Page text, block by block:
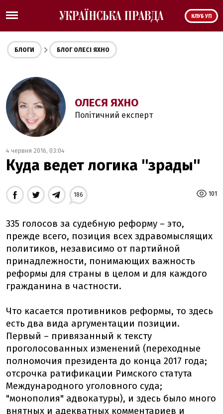
КЛУБ УП
БЛОГИ БЛОГ ОЛЕСІ ЯХНО
ОЛЕСЯ ЯХНО
Політичний експерт
4 червня 2016, 03:04
Куда ведет логика ''зрады''
101
186
335 голосов за судебную реформу – это,
прежде всего, позиция всех здравомыслящих
политиков, независимо от партийной
принадлежности, понимающих важность
реформы для страны в целом и для каждого
гражданина в частности.
Что касается противников реформы, то здесь
есть два вида аргументации позиции.
Первый – привязанный к тексту
проголосованных изменений (переходные
полномочия президента до конца 2017 года;
отсрочка ратификации Римского статута
Международного уголовного суда;
"монополия" адвокатуры), и здесь было много
внятных и адекватных комментариев и